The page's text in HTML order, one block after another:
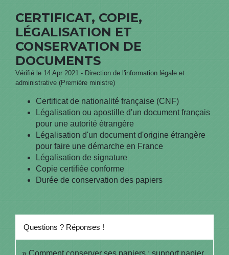
CERTIFICAT, COPIE,
LÉGALISATION ET
CONSERVATION DE
DOCUMENTS
Vérifié le 14 Apr 2021 - Direction de l'information légale et
administrative (Première ministre)
Certificat de nationalité française (CNF)
Légalisation ou apostille d'un document français
pour une autorité étrangère
Légalisation d'un document d'origine étrangère
pour faire une démarche en France
Légalisation de signature
Copie certifiée conforme
Durée de conservation des papiers
Questions ? Réponses !